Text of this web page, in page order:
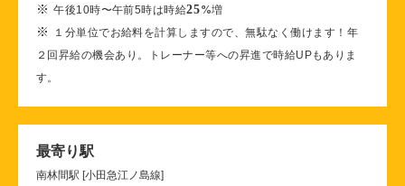
※午後10時〜午前5時は時給25%増
※
１分単位でお給料を計算しますので、無駄なく働けます！年
２回昇給の機会あり。トレーナー等への昇進で時給UPもありま
す。
最寄り駅
南林間駅 [小田急江ノ島線]